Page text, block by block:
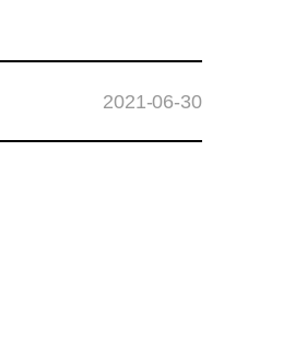
2021-06-30